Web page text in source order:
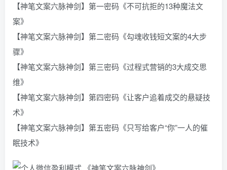
【神笔文案六脉神剑】第一密码《不可抗拒的13种魔法文
案》
【神笔文案六脉神剑】第二密码《勾魂收钱短文案的4大步
骤》
【神笔文案六脉神剑】第三密码《过程式营销的3大成交思
维》
【神笔文案六脉神剑】第四密码《让客户追着成交的悬疑技
术》
【神笔文案六脉神剑】第五密码《只写给客户“你”一人的催
眠技术》